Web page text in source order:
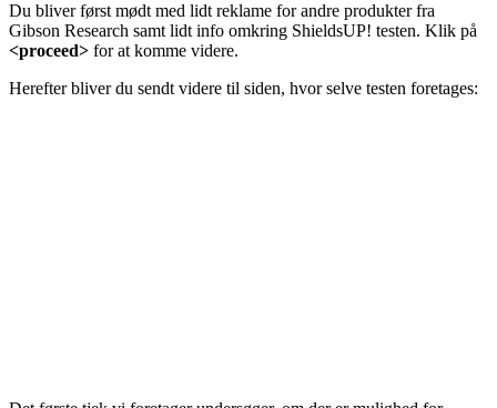
Du bliver først mødt med lidt reklame for andre produkter fra
Gibson Research samt lidt info omkring ShieldsUP! testen. Klik på
<proceed> for at komme videre.
Herefter bliver du sendt videre til siden, hvor selve testen foretages: